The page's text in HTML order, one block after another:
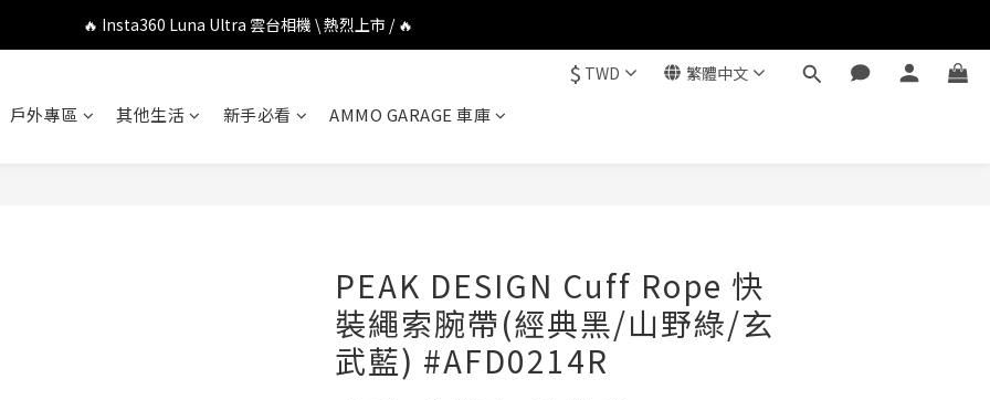
🔥 DJI OSMO POCKET 4P 口袋相機 \ 熱烈上市 / 🔥
🔥 Insta360 Luna Ultra 雲台相機 \ 熱烈上市 / 🔥
🔥 DJI OSMO POCKET 4P 口袋相機 \ 熱烈上市 / 🔥
$ TWD 繁體中文
戶外專區 其他生活 新手必看 AMMO GARAGE 車庫
PEAK DESIGN Cuff Rope 快
裝繩索腕帶(經典黑/山野綠/玄
武藍) #AFD0214R